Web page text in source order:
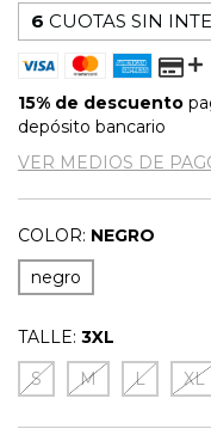
6 CUOTAS SIN
15% de descuento
depósito bancario
VER MEDIOS DE
COLOR: NEGRO
negro
TALLE: 3XL
S
M L XL